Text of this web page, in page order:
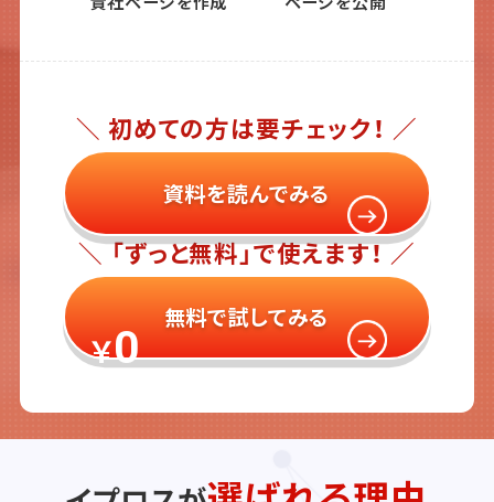
＼ 初めての方は要チェック！ ／
資料を読んでみる
＼ 「ずっと無料」で使えます！ ／
￥0
無料で試してみる